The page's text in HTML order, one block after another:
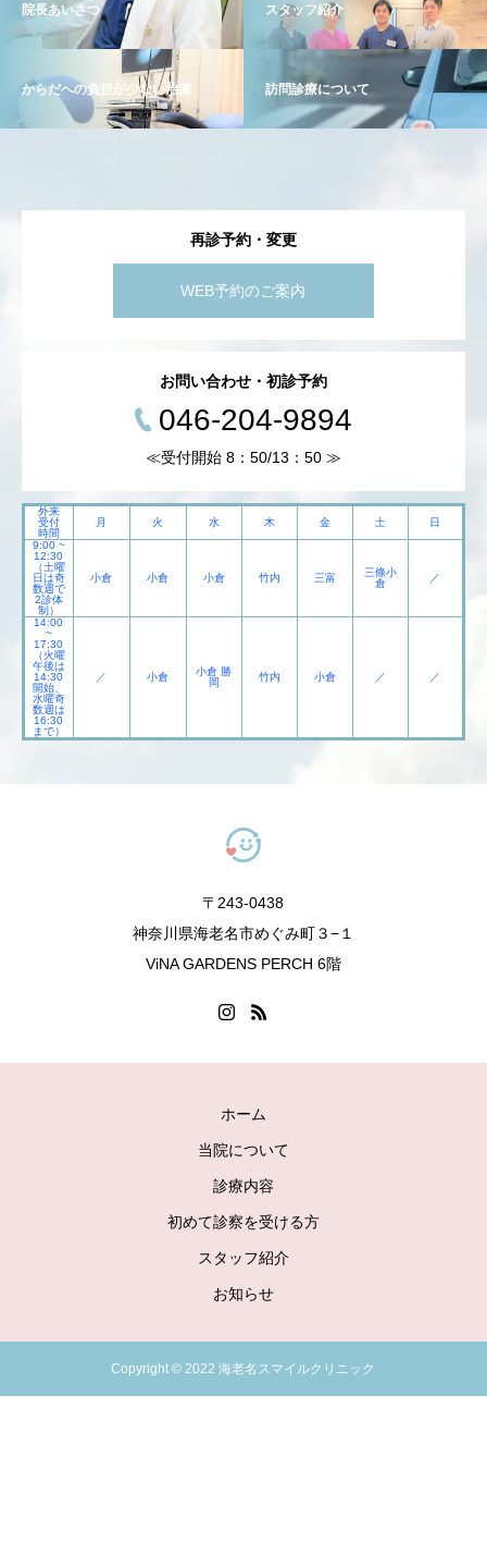
院長あいさつ スタッフ紹介
からだへの負担が少ない治療 訪問診療について
再診予約・変更
WEB予約のご案内
お問い合わせ・初診予約
046-204-9894
≪受付開始 8：50/13：50 ≫
外来
受付
時間
月 火 水 木 金 土
日
9:00 ~
12:30
（土曜
日は奇
数週で
2診体
制）
小倉 小倉 小倉 竹内 三富
三條小
倉
／
14:00
~
17:30
（火曜
午後は
14:30
開始、
水曜奇
数週は
16:30
まで）
／ 小倉
小倉 勝
岡
竹内 小倉 ／ ／
〒243-0438
神奈川県海老名市めぐみ町３−１
ViNA GARDENS PERCH 6階
ホーム
当院について
診療内容
初めて診察を受ける方
スタッフ紹介
お知らせ
Copyright © 2022 海老名スマイルクリニック